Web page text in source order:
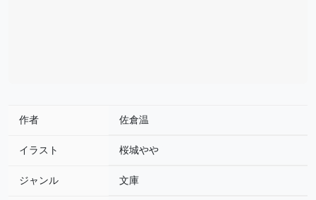
作者 佐倉温
イラスト 桜城やや
ジャンル 文庫